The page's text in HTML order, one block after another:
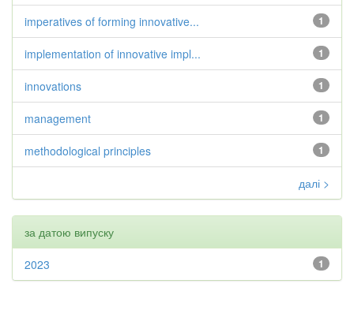
1
imperatives of forming innovative...
1
implementation of innovative impl...
1
innovations
1
management
1
methodological principles
далі >
за датою випуску
1
2023